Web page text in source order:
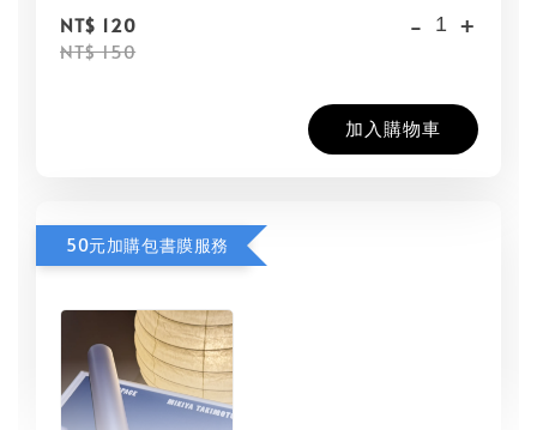
NT$ 120
NT$ 150
- +
加入購物車
50元加購包書膜服務